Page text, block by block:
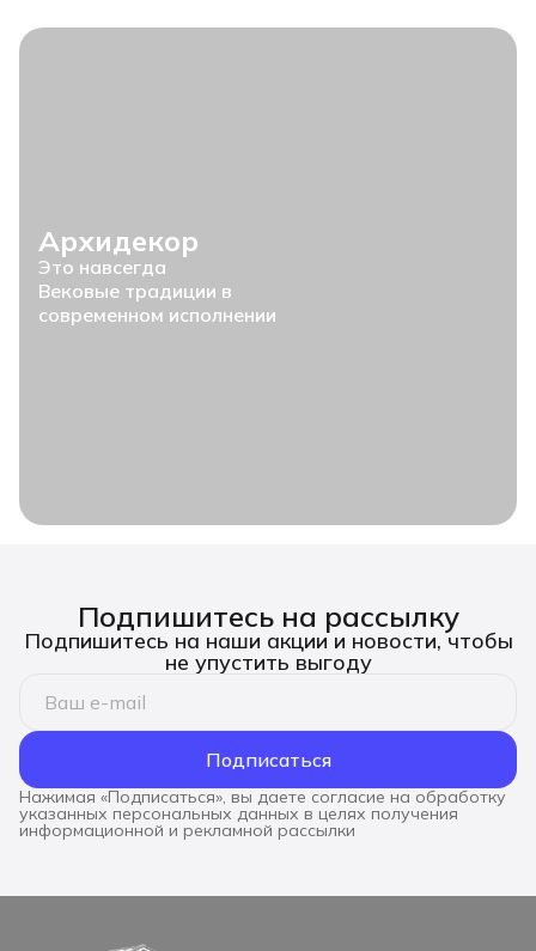
Архидекор
Это навсегда
Вековые традиции в
современном исполнении
Подпишитесь на рассылку
Подпишитесь на наши акции и новости, чтобы
не упустить выгоду
Подписаться
Нажимая «Подписаться», вы даете согласие на обработку
указанных персональных данных в целях получения
информационной и рекламной рассылки